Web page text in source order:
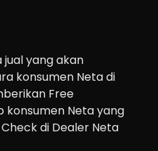
yang akan
konsumen Neta di
Free
konsumen Neta yang
di Dealer Neta